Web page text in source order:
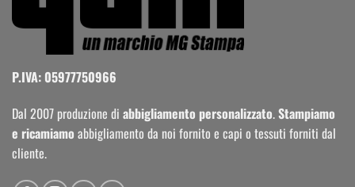
P.IVA: 05977750966
Dal 2007 produzione di abbigliamento personalizzato.Stampiamo
e ricamiamo abbigliamento da noi fornito e capi o tessuti forniti dal
cliente.